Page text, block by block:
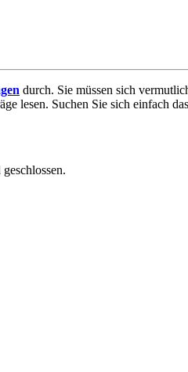
durch. Sie müssen sich
lesen. Suchen Sie sich einfach